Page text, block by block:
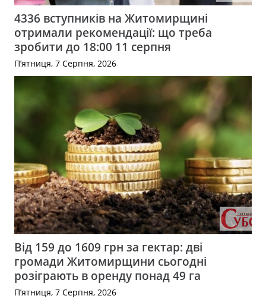
4336 вступників на Житомирщині
отримали рекомендації: що треба
зробити до 18:00 11 серпня
П’ятниця, 7 Серпня, 2026
Від 159 до 1609 грн за гектар: дві
громади Житомирщини сьогодні
розіграють в оренду понад 49 га
П’ятниця, 7 Серпня, 2026